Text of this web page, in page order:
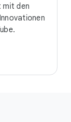
mit den